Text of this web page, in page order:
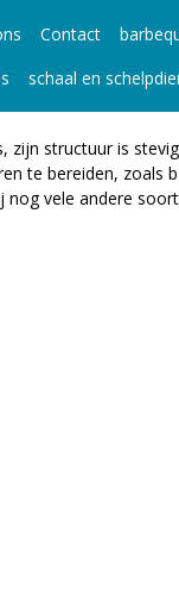
Contact
schaal en
zijn structuur is
te bereiden, zoals
vele andere